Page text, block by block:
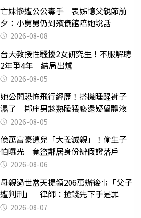
亡妹慘遭公公毒手 表姊憶父親節前
夕：小舅舅仍到殯儀館陪她說話
2026-08-08
台大教授性騷擾2女研究生！不服解聘
2年爭4年 結局出爐
2026-08-05
她公開恐怖飛行經歷！搭機睡醒褲子
濕了 鄰座男趁熟睡猥褻還疑留體液
2026-08-05
億萬富豪遭兒「大義滅親」！偷生子
怕曝光 竟盜鄰居身份辦假證落戶
2026-08-06
母親過世當天提領206萬辦後事「父子
遭判刑」 律師：搶錢先下手是罪
2026-08-07